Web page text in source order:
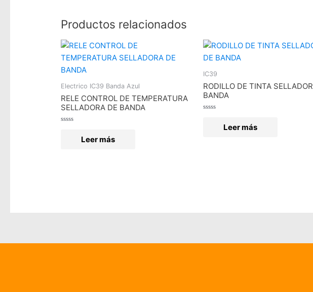
Productos relacionados
Electrico IC39 Banda Azul
RELE CONTROL DE TEMPERATURA
SELLADORA DE BANDA
Leer más
IC39
RODILLO DE TINTA
BANDA
Leer más